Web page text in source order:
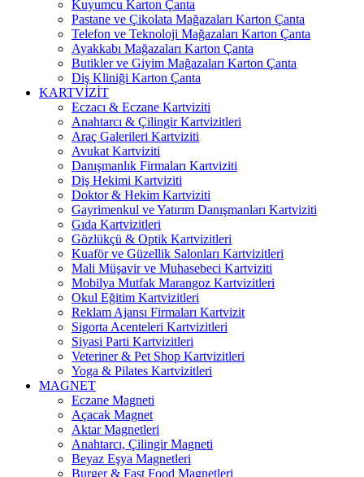
Kuyumcu Karton Çanta
Pastane ve Çikolata Mağazaları Karton Çanta
Telefon ve Teknoloji Mağazaları Karton Çanta
Ayakkabı Mağazaları Karton Çanta
Butikler ve Giyim Mağazaları Karton Çanta
Diş Kliniği Karton Çanta
KARTVİZİT
Eczacı & Eczane Kartviziti
Anahtarcı & Çilingir Kartvizitleri
Araç Galerileri Kartviziti
Avukat Kartviziti
Danışmanlık Firmaları Kartviziti
Diş Hekimi Kartviziti
Doktor & Hekim Kartviziti
Gayrimenkul ve Yatırım Danışmanları Kartviziti
Gıda Kartvizitleri
Gözlükçü & Optik Kartvizitleri
Kuaför ve Güzellik Salonları Kartvizitleri
Mali Müşavir ve Muhasebeci Kartviziti
Mobilya Mutfak Marangoz Kartvizitleri
Okul Eğitim Kartvizitleri
Reklam Ajansı Firmaları Kartvizit
Sigorta Acenteleri Kartvizitleri
Siyasi Parti Kartvizitleri
Veteriner & Pet Shop Kartvizitleri
Yoga & Pilates Kartvizitleri
MAGNET
Eczane Magneti
Açacak Magnet
Aktar Magnetleri
Anahtarcı, Çilingir Magneti
Beyaz Eşya Magnetleri
Burger & Fast Food Magnetleri